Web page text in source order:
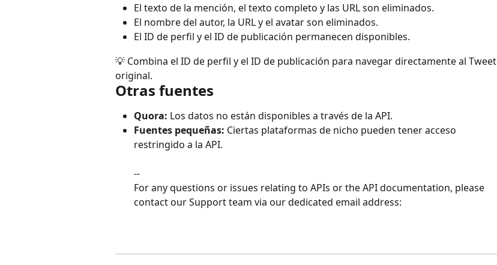
El texto de la mención, el texto completo y las URL son eliminados.
El nombre del autor, la URL y el avatar son eliminados.
El ID de perfil y el ID de publicación permanecen disponibles.
💡 Combina el ID de perfil y el ID de publicación para navegar directamente al Tweet
original.
Otras fuentes
Quora: Los datos no están disponibles a través de la API.
Fuentes pequeñas: Ciertas plataformas de nicho pueden tener acceso
restringido a la API.
--
For any questions or issues relating to APIs or the API documentation, please
contact our Support team via our dedicated email address: